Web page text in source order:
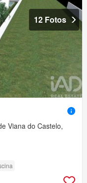
12 Fotos
Viana do Castelo,